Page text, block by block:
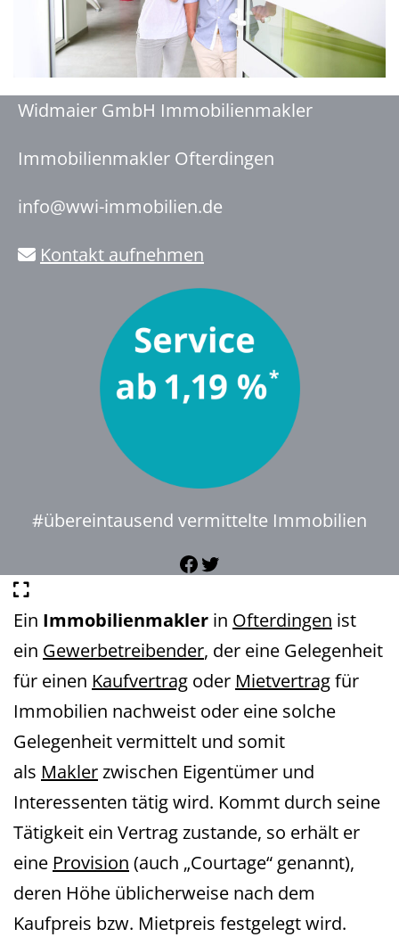
Widmaier GmbH Immobilienmakler
Immobilienmakler Ofterdingen
info@wwi-immobilien.de
Kontakt aufnehmen
#übereintausend vermittelte Immobilien
Facebook
Twitter
Ein Immobilienmakler in Ofterdingen ist
ein Gewerbetreibender, der eine Gelegenheit
für einen Kaufvertrag oder Mietvertragfür
Immobilien nachweist oder eine solche
Gelegenheit vermittelt und somit
als Maklerzwischen Eigentümer und
Interessenten tätig wird. Kommt durch seine
Tätigkeit ein Vertrag zustande, so erhält er
eine Provision (auch „Courtage“ genannt),
deren Höhe üblicherweise nach dem
Kaufpreis bzw. Mietpreis festgelegt wird.